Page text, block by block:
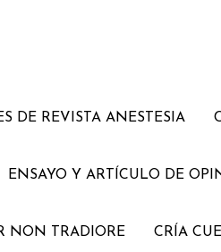
DE REVISTA ANESTESIA
ENSAYO Y ARTÍCULO DE
NON TRADIORE CRÍA